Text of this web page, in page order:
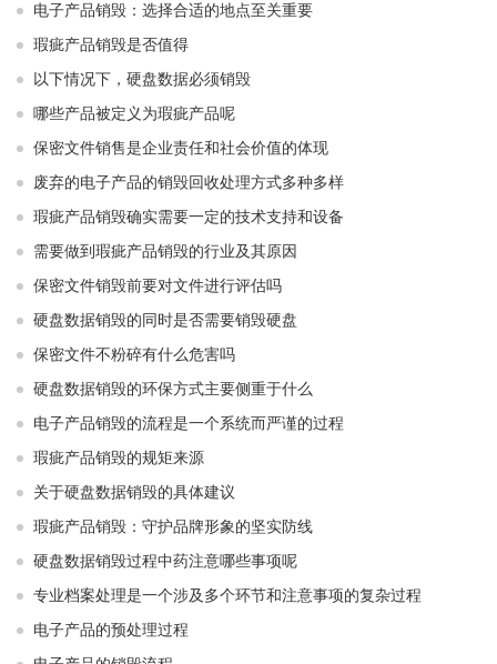
电子产品销毁：选择合适的地点至关重要
瑕疵产品销毁是否值得
以下情况下，硬盘数据必须销毁
哪些产品被定义为瑕疵产品呢
保密文件销售是企业责任和社会价值的体现
废弃的电子产品的销毁回收处理方式多种多样
瑕疵产品销毁确实需要一定的技术支持和设备
需要做到瑕疵产品销毁的行业及其原因
保密文件销毁前要对文件进行评估吗
硬盘数据销毁的同时是否需要销毁硬盘
保密文件不粉碎有什么危害吗
硬盘数据销毁的环保方式主要侧重于什么
电子产品销毁的流程是一个系统而严谨的过程
瑕疵产品销毁的规矩来源
关于硬盘数据销毁的具体建议
瑕疵产品销毁：守护品牌形象的坚实防线
硬盘数据销毁过程中药注意哪些事项呢
专业档案处理是一个涉及多个环节和注意事项的复杂过程
电子产品的预处理过程